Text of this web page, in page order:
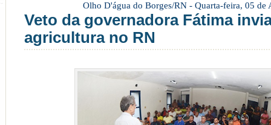
Olho D'água do Borges/RN - Quarta-feira, 05 de
Veto da governadora Fátima
agricultura no RN